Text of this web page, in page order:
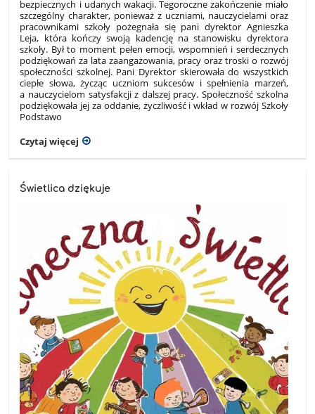
bezpiecznych i udanych wakacji. Tegoroczne zakończenie miało
szczególny charakter, ponieważ z uczniami, nauczycielami oraz
pracownikami szkoły pożegnała się pani dyrektor Agnieszka
Leja, która kończy swoją kadencję na stanowisku dyrektora
szkoły. Był to moment pełen emocji, wspomnień i serdecznych
podziękowań za lata zaangażowania, pracy oraz troski o rozwój
społeczności szkolnej. Pani Dyrektor skierowała do wszystkich
ciepłe słowa, życząc uczniom sukcesów i spełnienia marzeń,
a nauczycielom satysfakcji z dalszej pracy. Społeczność szkolna
podziękowała jej za oddanie, życzliwość i wkład w rozwój Szkoły
Podstawo
Czytaj więcej
Świetlica dziękuje